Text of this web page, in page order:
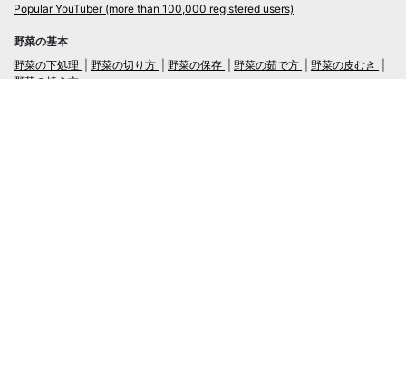
Popular YouTuber (more than 100,000 registered users)
野菜の基本
野菜の下処理
野菜の切り方 野菜の保存 野菜の茹で方
野菜の皮むき
野菜の焼き方